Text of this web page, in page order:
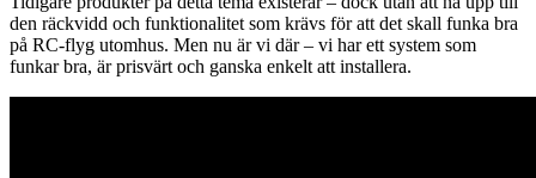
den räckvidd och funktionalitet som krävs för att det skall funka bra
på RC-flyg utomhus. Men nu är vi där – vi har ett system som
funkar bra, är prisvärt och ganska enkelt att installera.